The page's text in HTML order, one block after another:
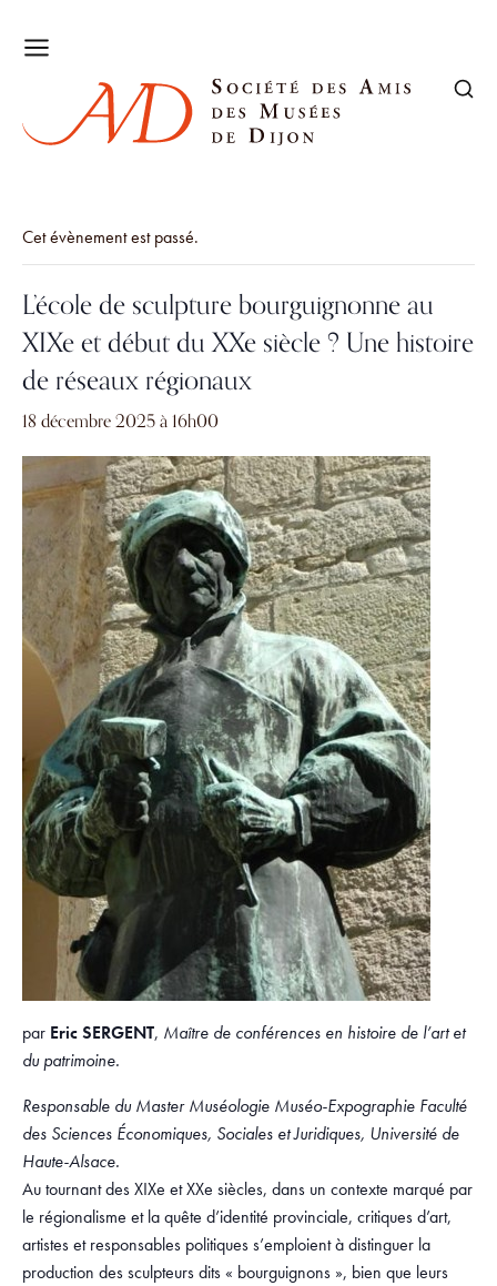
Cet évènement est passé.
L’école de sculpture bourguignonne au
XIXe et début du XXe siècle ? Une histoire
de réseaux régionaux
18 décembre 2025 à 16h00
par Eric SERGENT, Maître de conférences en histoire de l’art et
du patrimoine.
Responsable du Master Muséologie Muséo-Expographie Faculté
des Sciences Économiques, Sociales et Juridiques, Université de
Haute-Alsace.
Au tournant des XIXe et XXe siècles, dans un contexte marqué par
le régionalisme et la quête d’identité provinciale, critiques d’art,
artistes et responsables politiques s’emploient à distinguer la
production des sculpteurs dits « bourguignons », bien que leurs